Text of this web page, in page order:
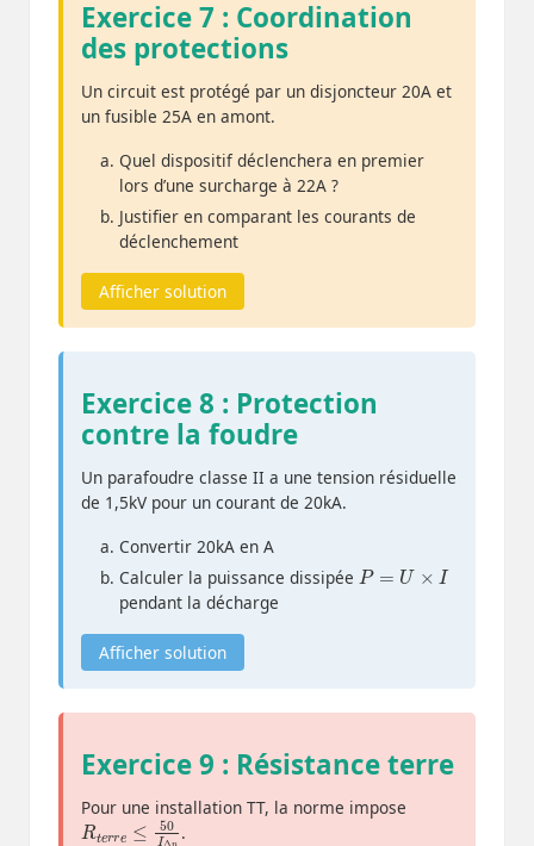
Exercice 7 : Coordination
des protections
Un circuit est protégé par un disjoncteur 20A et
un fusible 25A en amont.
Quel dispositif déclenchera en premier
lors d’une surcharge à 22A ?
Justifier en comparant les courants de
déclenchement
Afficher solution
Exercice 8 : Protection
contre la foudre
Un parafoudre classe II a une tension résiduelle
de 1,5kV pour un courant de 20kA.
Convertir 20kA en A
Calculer la puissance dissipée
P= ×I
pendant la décharge
Afficher solution
Exercice 9 : Résistance terre
Pour une installation TT, la norme impose
Rter re≤ 50I
Δn
.